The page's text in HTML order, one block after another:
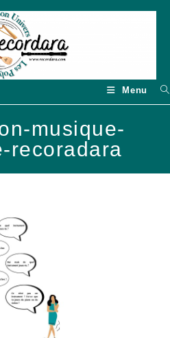
Menu
musique-
recoradara